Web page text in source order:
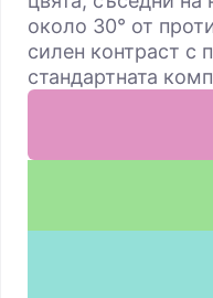
около 30° от
силен контраст с
стандартната